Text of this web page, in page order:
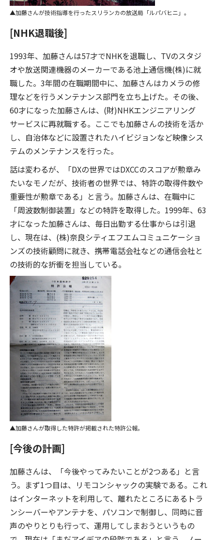
加藤さんが技術指導を行ったスリランカの放送局「ルパバヒニ」。
[NHK退職後]
1993年、加藤さんは57才でNHKを退職し、TVのスタジ
オや放送関連機器のメーカーである池上通信機(株)に就
職した。3年間の在職期間中に、加藤さんはカメラの修
理などを行うメンテナンス部門を立ち上げた。その後、
60才になった加藤さんは、(財)NHKエンジニアリング
サービスに再就職する。ここでも加藤さんの技術を活か
し、自治体などに設置されたハイビジョンなど映像シス
テムのメンテナンスを行った。
話は変わるが、「DXの世界ではDXCCのスコアが勲章み
たいなモノだが、技術者の世界では、特許の取得件数や
重要性が勲章である」と言う。加藤さんは、在職中に
「周波数制御装置」などの特許を取得した。1999年、63
才になった加藤さんは、毎日出勤する仕事からは引退
し、現在は、(株)奈良シティエフエムコミュニケーショ
ンズの技術顧問に就き、携帯電話会社などの通信会社と
の技術的な折衝を担当している。
加藤さんが取得した特許が掲載された特許公報。
[今後の計画]
加藤さんは、「今後やってみたいことが2つある」と言
う。まず1つ目は、リモコンシャックの実験である。これ
はインターネットを利用して、離れたところにあるトラ
ンシーバーやアンテナを、パソコンで制御し、同時に音
声のやりとりも行って、運用してしまおうというもの